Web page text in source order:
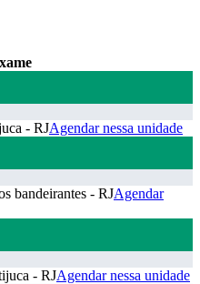
- RJAgendar nessa unidade
bandeirantes - RJAgendar
- RJAgendar nessa unidade